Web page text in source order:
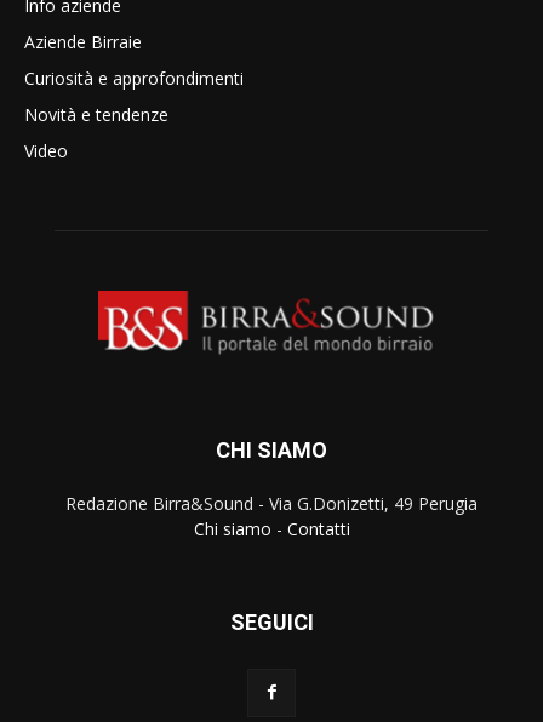
Info aziende
Aziende Birraie
Curiosità e approfondimenti
Novità e tendenze
Video
CHI SIAMO
Redazione Birra&Sound - Via G.Donizetti, 49 Perugia
Chi siamo - Contatti
SEGUICI